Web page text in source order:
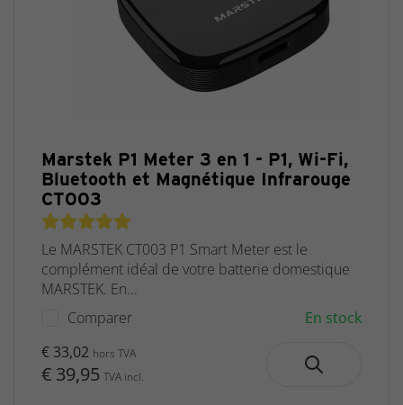
Marstek P1 Meter 3 en 1 - P1, Wi-Fi,
Bluetooth et Magnétique Infrarouge
CT003
Le MARSTEK CT003 P1 Smart Meter est le
complément idéal de votre batterie domestique
MARSTEK. En...
Comparer
En stock
€ 33,02 hors TVA
€ 39,95 TVA incl.